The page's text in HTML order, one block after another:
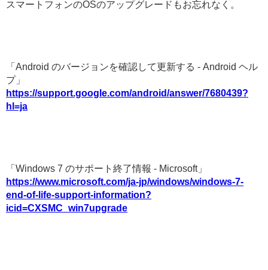
スマートフォンのOSのアップグレードもお忘れなく。
「Android のバージョンを確認して更新する - Android ヘル
プ」
https://support.google.com/android/answer/7680439?
hl=ja
「Windows 7 のサポート終了情報 - Microsoft」
https://www.microsoft.com/ja-jp/windows/windows-7-
end-of-life-support-information?
icid=CXSMC_win7upgrade